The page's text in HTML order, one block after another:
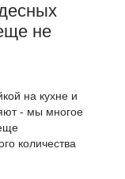
не
на кухне и
- мы многое
количества